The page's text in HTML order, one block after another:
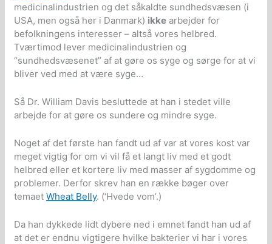
medicinalindustrien og det såkaldte sundhedsvæsen (i
USA, men også her i Danmark) ikke arbejder for
befolkningens interesser – altså vores helbred.
Tværtimod lever medicinalindustrien og
“sundhedsvæsenet” af at gøre os syge og sørge for at vi
bliver ved med at være syge…
Så Dr. William Davis besluttede at han i stedet ville
arbejde for at gøre os sundere og mindre syge.
Noget af det første han fandt ud af var at vores kost var
meget vigtig for om vi vil få et langt liv med et godt
helbred eller et kortere liv med masser af sygdomme og
problemer. Derfor skrev han en række bøger over
temaetWheat Belly. (‘Hvede vom’.)
Da han dykkede lidt dybere ned i emnet fandt han ud af
at det er endnu vigtigere hvilke bakterier vi har i vores